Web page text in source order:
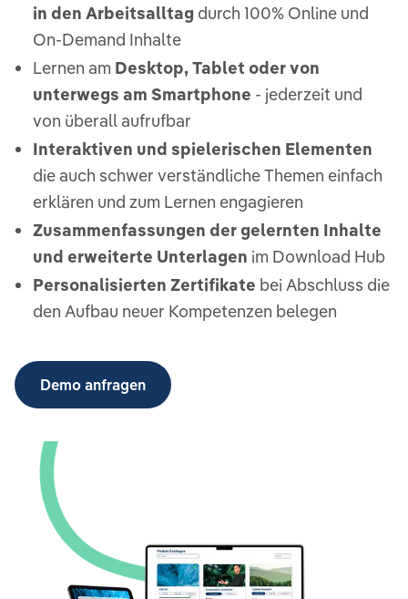
in den Arbeitsalltag durch 100% Online und
On-Demand Inhalte
Lernen am Desktop, Tablet oder von
unterwegs am Smartphone - jederzeit und
von überall aufrufbar
Interaktiven und spielerischen Elementen
die auch schwer verständliche Themen einfach
erklären und zum Lernen engagieren
Zusammenfassungen der gelernten Inhalte
und erweiterte Unterlagen im Download Hub
Personalisierten Zertifikate bei Abschluss die
den Aufbau neuer Kompetenzen belegen
Demo anfragen